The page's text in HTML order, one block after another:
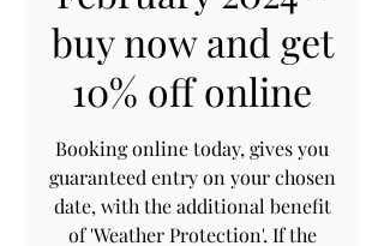
buy now and get
10% off online
Booking online today, gives you
guaranteed entry on your chosen
date, with the additional benefit
of 'Weather Protection'. If the